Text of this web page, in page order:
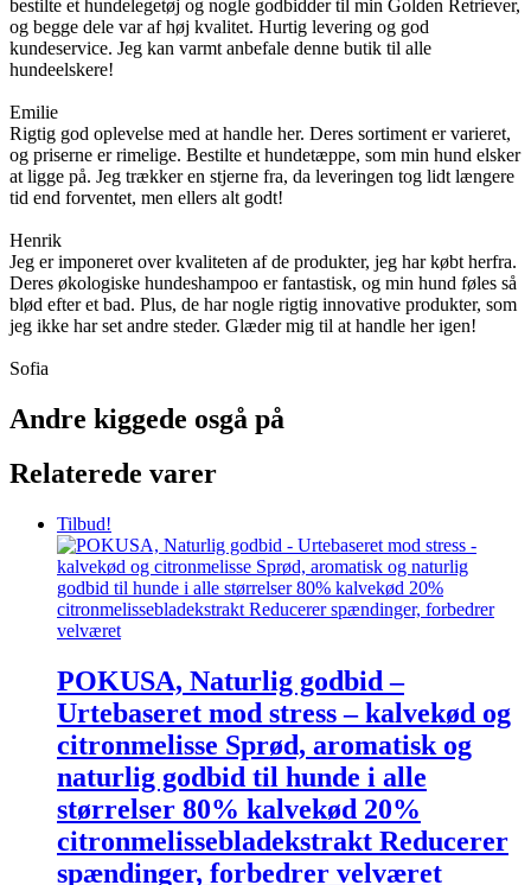
bestilte et hundelegetøj og nogle godbidder til min Golden Retriever,
og begge dele var af høj kvalitet. Hurtig levering og god
kundeservice. Jeg kan varmt anbefale denne butik til alle
hundeelskere!
Emilie
Rigtig god oplevelse med at handle her. Deres sortiment er varieret,
og priserne er rimelige. Bestilte et hundetæppe, som min hund elsker
at ligge på. Jeg trækker en stjerne fra, da leveringen tog lidt længere
tid end forventet, men ellers alt godt!
Henrik
Jeg er imponeret over kvaliteten af de produkter, jeg har købt herfra.
Deres økologiske hundeshampoo er fantastisk, og min hund føles så
blød efter et bad. Plus, de har nogle rigtig innovative produkter, som
jeg ikke har set andre steder. Glæder mig til at handle her igen!
Sofia
Andre kiggede osgå på
Relaterede varer
Tilbud!
POKUSA, Naturlig godbid –
Urtebaseret mod stress – kalvekød og
citronmelisse Sprød, aromatisk og
naturlig godbid til hunde i alle
størrelser 80% kalvekød 20%
citronmelissebladekstrakt Reducerer
spændinger, forbedrer velværet